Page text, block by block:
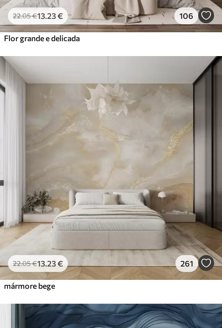
81.6749.00€/m²
22.05€13 .23€ 106
Flor grande e delicada
22.05€13 .23€ 261
mármore bege